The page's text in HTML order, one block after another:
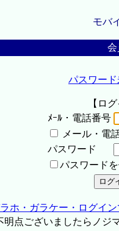
モバ
会
パスワー
【ロ
ﾒｰﾙ・電話番号
メール・電
パスワード
パスワード
ホ・ガラケー・ログイ
点ございましたらノジ